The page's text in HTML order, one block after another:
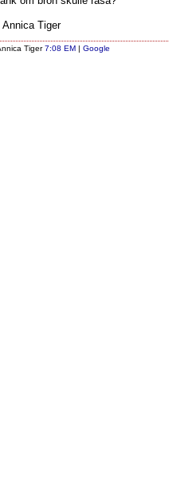
Annica Tiger
Tiger7:08 EM |Google